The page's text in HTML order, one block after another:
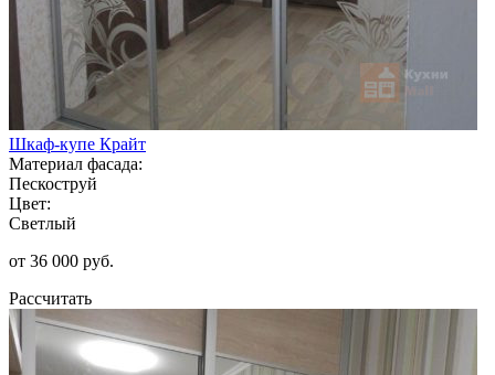
Шкаф-купе Крайт
Материал фасада:
Пескоструй
Цвет:
Светлый
от 36 000 руб.
Рассчитать